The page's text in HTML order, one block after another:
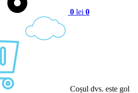
0 lei 0
Coșul dvs. este gol